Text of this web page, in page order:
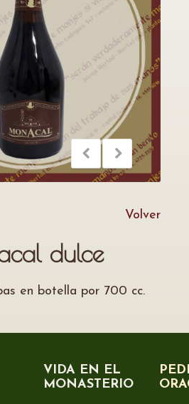
Volver
dulce
en botella por 700 cc.
VIDA EN EL
MONASTERIO